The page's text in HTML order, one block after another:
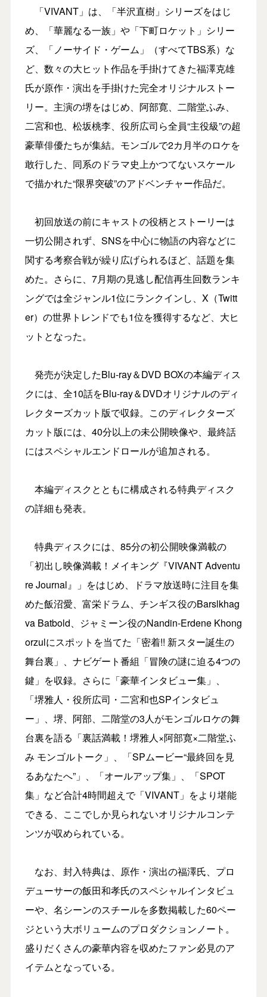
「VIVANT」は、「半沢直樹」シリーズをはじ
め、「華麗なる一族」や「下町ロケット」シリー
ズ、「ノーサイド・ゲーム」（すべてTBS系）な
ど、数々の大ヒット作品を手掛けてきた福澤克雄
氏が原作・演出を手掛けた完全オリジナルストー
リー。主演の堺をはじめ、阿部寛、二階堂ふみ、
二宮和也、松坂桃李、役所広司ら全員“主役級”の超
豪華俳優たちが集結。モンゴルで2カ月半のロケを
敢行した、同系のドラマ史上かつてないスケール
で描かれた“限界突破”のアドベンチャー作品だ。
初回放送の前にキャストの役柄とストーリーは
一切公開されず、SNSを中心に物語の内容などに
関する考察合戦が繰り広げられるほど、話題を集
めた。さらに、7月期の見逃し配信再生回数ランキ
ングでは全ジャンル1位にランクインし、X（Twitt
er）の世界トレンドでも1位を獲得するなど、大ヒ
ットとなった。
発売が決定したBlu-ray＆DVD BOXの本編ディス
クには、全10話をBlu-ray＆DVDオリジナルのディ
レクターズカット版で収録。このディレクターズ
カット版には、40分以上の未公開映像や、最終話
にはスペシャルエンドロールが追加される。
本編ディスクとともに構成される特典ディスク
の詳細も発表。
特典ディスクには、85分の初公開映像満載の
「初出し映像満載！メイキング『VIVANT Adventu
re Journal』」をはじめ、ドラマ放送時に注目を集
めた飯沼愛、富栄ドラム、チンギス役のBarslkhag
va Batbold、ジャミーン役のNandin-Erdene Khong
orzulにスポットを当てた「密着!! 新スター誕生の
舞台裏」、ナビゲート番組「冒険の謎に迫る4つの
鍵」を収録。さらに「豪華インタビュー集」、
「堺雅人・役所広司・二宮和也SPインタビュ
ー」、堺、阿部、二階堂の3人がモンゴルロケの舞
台裏を語る「裏話満載！堺雅人×阿部寛×二階堂ふ
み モンゴルトーク」、「SPムービー“最終回を見
るあなたへ”」、「オールアップ集」、「SPOT
集」など合計4時間超えで「VIVANT」をより堪能
できる、ここでしか見られないオリジナルコンテ
ンツが収められている。
なお、封入特典は、原作・演出の福澤氏、プロ
デューサーの飯田和孝氏のスペシャルインタビュ
ーや、名シーンのスチールを多数掲載した60ペー
ジという大ボリュームのプロダクションノート。
盛りだくさんの豪華内容を収めたファン必見のア
イテムとなっている。